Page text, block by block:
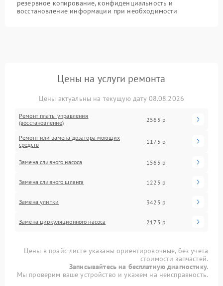
резервное копирование, конфиденциальность и
восстановление информации при необходимости
Цены на услуги ремонта
Цены актуальны на текущую дату 08.08.2026
Ремонт платы управления
(восстановление)
2565 р
Ремонт или замена дозатора моющих
средств
1175 р
Замена сливного насоса 1565 р
Замена сливного шланга 1225 р
Замена улитки 3425 р
Замена циркуляционного насоса 2175 р
Цены в прайс-листе указаны ориентировочные, без учета
стоимости запчастей.
Записывайтесь на бесплатную диагностику.
Мы проверим ваше устройство и укажем на неисправность.